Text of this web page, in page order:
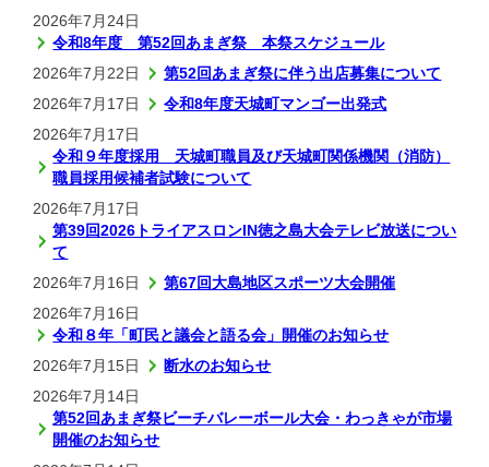
2026年7月24日
令和8年度 第52回あまぎ祭 本祭スケジュール
2026年7月22日
第52回あまぎ祭に伴う出店募集について
2026年7月17日
令和8年度天城町マンゴー出発式
2026年7月17日
令和９年度採用 天城町職員及び天城町関係機関（消防）
職員採用候補者試験について
2026年7月17日
第39回2026トライアスロンIN徳之島大会テレビ放送につい
て
2026年7月16日
第67回大島地区スポーツ大会開催
2026年7月16日
令和８年「町民と議会と語る会」開催のお知らせ
2026年7月15日
断水のお知らせ
2026年7月14日
第52回あまぎ祭ビーチバレーボール大会・わっきゃが市場
開催のお知らせ